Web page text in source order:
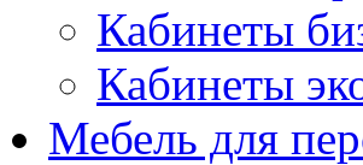
Кабинеты
Кабинеты
Мебель для